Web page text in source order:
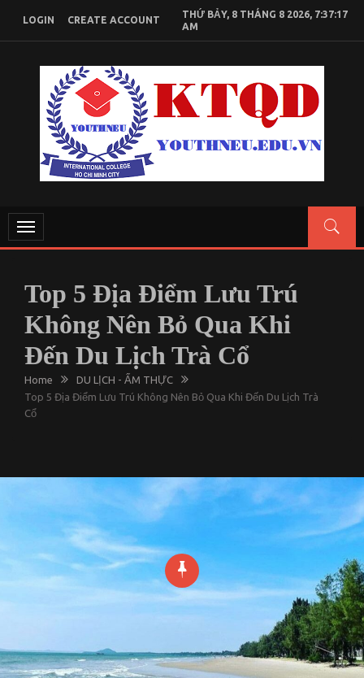
content
LOGIN CREATE ACCOUNT
THỨ BẢY, 8 THÁNG 8 2026, 7:37:18
AM
KIẾN THỨC KINH TẾ QUỐC DÂN
Toggle
navigation
Top 5 Địa Điểm Lưu Trú
Không Nên Bỏ Qua Khi
Đến Du Lịch Trà Cổ
Home
DU LỊCH - ẨM THỰC
Top 5 Địa Điểm Lưu Trú Không Nên Bỏ Qua Khi Đến Du Lịch Trà
Cổ